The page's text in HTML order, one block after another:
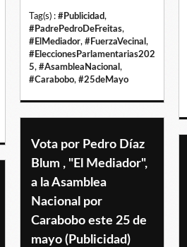
Tag(s) : #Publicidad,
#PadrePedroDeFreitas,
#ElMediador, #FuerzaVecinal ,
#EleccionesParlamentarias202
5, #AsambleaNacional ,
#Carabobo, #25deMayo
Vota por Pedro Díaz
Blum , "El Mediador",
a la Asamblea
Nacional por
Carabobo este 25 de
mayo (Publicidad)